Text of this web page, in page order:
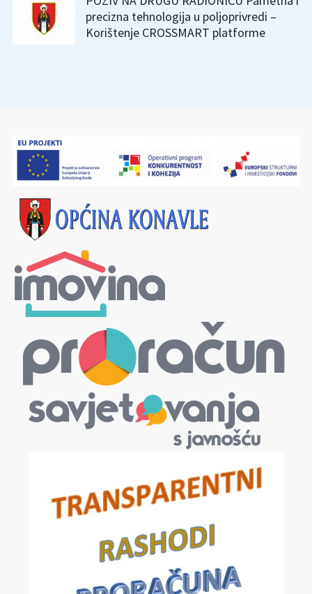
precizna tehnologija u poljoprivredi –
Korištenje CROSSMART platforme